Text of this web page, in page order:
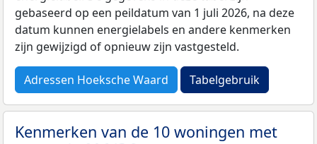
gebaseerd op een peildatum van 1 juli 2026, na deze
datum kunnen energielabels en andere kenmerken
zijn gewijzigd of opnieuw zijn vastgesteld.
Adressen Hoeksche Waard Tabelgebruik
Kenmerken van de 10 woningen met